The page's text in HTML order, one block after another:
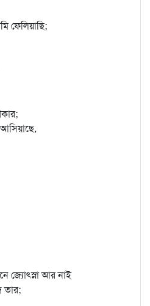
ফেলিয়াছি;
জ্যোৎস্না আর নাই
তার;